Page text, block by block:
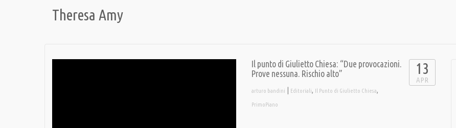
Theresa Amy
Il punto di Giulietto Chiesa: “Due provocazioni.
Prove nessuna. Rischio alto”
arturo bandini | Editoriali, Il Punto di Giulietto Chiesa,
PrimoPiano
13
APR